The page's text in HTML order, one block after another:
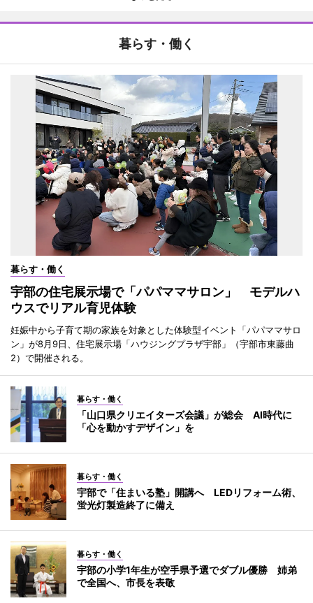
暮らす・働く
暮らす・働く
宇部の住宅展示場で「パパママサロン」 モデルハ
ウスでリアル育児体験
妊娠中から子育て期の家族を対象とした体験型イベント「パパママサロ
ン」が8月9日、住宅展示場「ハウジングプラザ宇部」（宇部市東藤曲
2）で開催される。
暮らす・働く
「山口県クリエイターズ会議」が総会 AI時代に
「心を動かすデザイン」を
暮らす・働く
宇部で「住まいる塾」開講へ LEDリフォーム術、
蛍光灯製造終了に備え
暮らす・働く
宇部の小学1年生が空手県予選でダブル優勝 姉弟
で全国へ、市長を表敬